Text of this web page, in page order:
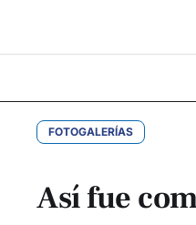
FOTOGALERÍAS
Así fue